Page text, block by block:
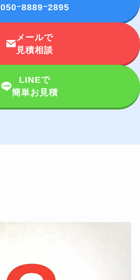
050ｰ8889ｰ2895
メールで
見積相談
LINEで
簡単お見積